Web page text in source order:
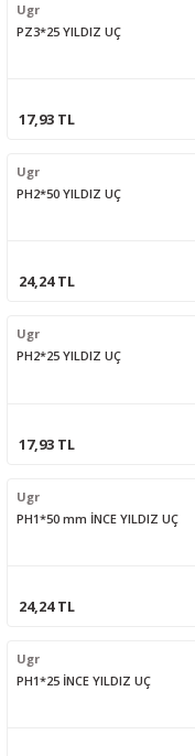
Ugr
PZ3*25 YILDIZ UÇ
17,93 TL
Ugr
PH2*50 YILDIZ UÇ
24,24 TL
Ugr
PH2*25 YILDIZ UÇ
17,93 TL
Ugr
PH1*50 mm İNCE YILDIZ UÇ
24,24 TL
Ugr
PH1*25 İNCE YILDIZ UÇ